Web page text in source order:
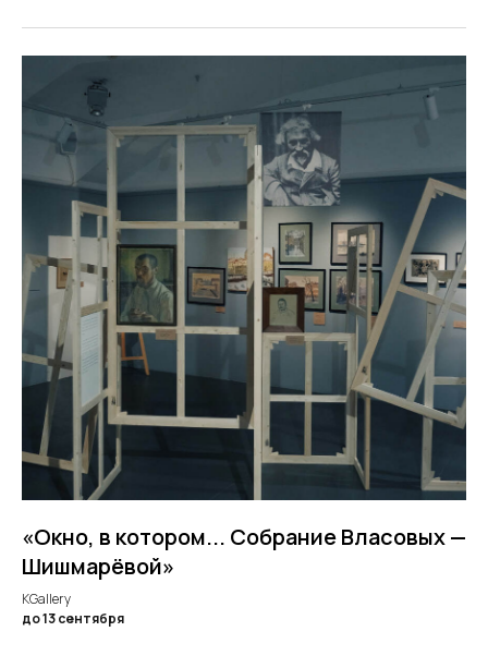
«Окно, в котором... Собрание Власовых —
Шишмарёвой»
KGallery
до 13 сентября